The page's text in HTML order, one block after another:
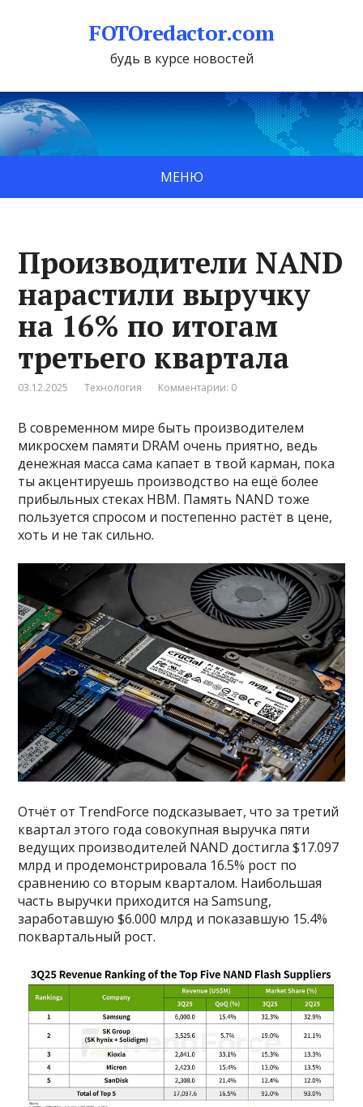
FOTOredactor.com
будь в курсе новостей
МЕНЮ
Производители NAND
нарастили выручку
на 16% по итогам
третьего квартала
03.12.2025 Технология Комментарии: 0
В современном мире быть производителем
микросхем памяти DRAM очень приятно, ведь
денежная масса сама капает в твой карман, пока
ты акцентируешь производство на ещё более
прибыльных стеках HBM. Память NAND тоже
пользуется спросом и постепенно растёт в цене,
хоть и не так сильно.
Отчёт от TrendForce подсказывает, что за третий
квартал этого года совокупная выручка пяти
ведущих производителей NAND достигла $17.097
млрд и продемонстрировала 16.5% рост по
сравнению со вторым кварталом. Наибольшая
часть выручки приходится на Samsung,
заработавшую $6.000 млрд и показавшую 15.4%
поквартальный рост.